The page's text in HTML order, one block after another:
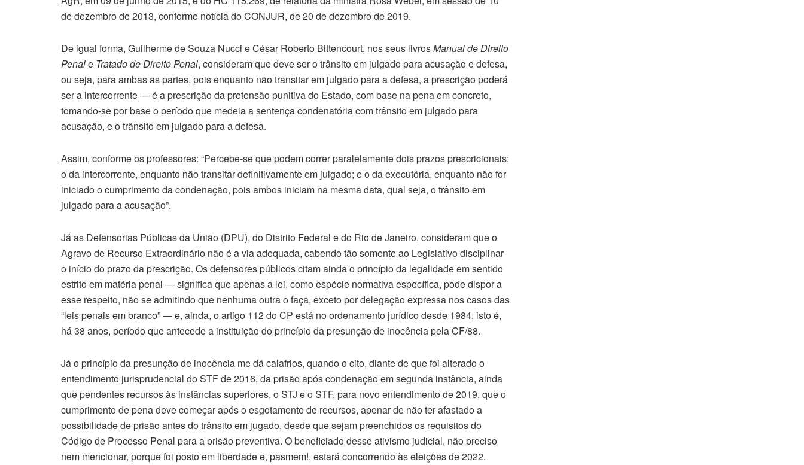
de dezembro de 2013, conforme notícia do CONJUR, de 20 de dezembro de 2019.
De igual forma, Guilherme de Souza Nucci e César Roberto Bittencourt, nos seus livrosManual de Direito
Penale Tratado de Direito Penal, consideram que deve ser o trânsito em julgado para acusação e defesa,
ou seja, para ambas as partes, pois enquanto não transitar em julgado para a defesa, a prescrição poderá
ser a intercorrente — é a prescrição da pretensão punitiva do Estado, com base na pena em concreto,
tomando-se por base o período que medeia a sentença condenatória com trânsito em julgado para
acusação, e o trânsito em julgado para a defesa.
Assim, conforme os professores: “Percebe-se que podem correr paralelamente dois prazos prescricionais:
o da intercorrente, enquanto não transitar definitivamente em julgado; e o da executória, enquanto não for
iniciado o cumprimento da condenação, pois ambos iniciam na mesma data, qual seja, o trânsito em
julgado para a acusação”.
Já as Defensorias Públicas da União (DPU), do Distrito Federal e do Rio de Janeiro, consideram que o
Agravo de Recurso Extraordinário não é a via adequada, cabendo tão somente ao Legislativo disciplinar
o início do prazo da prescrição. Os defensores públicos citam ainda o princípio da legalidade em sentido
estrito em matéria penal — significa que apenas a lei, como espécie normativa específica, pode dispor a
esse respeito, não se admitindo que nenhuma outra o faça, exceto por delegação expressa nos casos das
“leis penais em branco” — e, ainda, o artigo 112 do CP está no ordenamento jurídico desde 1984, isto é,
há 38 anos, período que antecede a instituição do princípio da presunção de inocência pela CF/88.
Já o princípio da presunção de inocência me dá calafrios, quando o cito, diante de que foi alterado o
entendimento jurisprudencial do STF de 2016, da prisão após condenação em segunda instância, ainda
que pendentes recursos às instâncias superiores, o STJ e o STF, para novo entendimento de 2019, que o
cumprimento de pena deve começar após o esgotamento de recursos, apenar de não ter afastado a
possibilidade de prisão antes do trânsito em jugado, desde que sejam preenchidos os requisitos do
Código de Processo Penal para a prisão preventiva. O beneficiado desse ativismo judicial, não preciso
nem mencionar, porque foi posto em liberdade e, pasmem!, estará concorrendo às eleições de 2022.